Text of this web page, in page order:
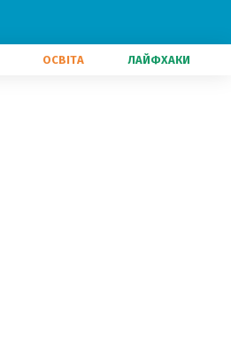
ОСВІТА ЛАЙФХАКИ